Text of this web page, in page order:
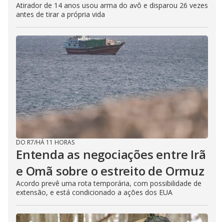
Atirador de 14 anos usou arma do avô e disparou 26 vezes
antes de tirar a própria vida
DO R7/HÁ 11 HORAS
Entenda as negociações entre Irã
e Omã sobre o estreito de Ormuz
Acordo prevê uma rota temporária, com possibilidade de
extensão, e está condicionado a ações dos EUA